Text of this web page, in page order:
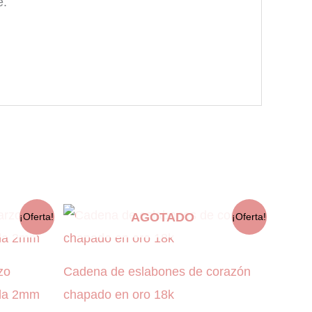
¡Oferta!
2mm
¡Oferta!
AGOTADO
Cadena de eslabones de corazón
chapado en oro 18k